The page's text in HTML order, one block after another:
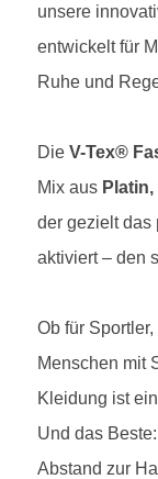
unsere
entwickelt für
Ruhe und
Die V-Tex®
Mix aus
der gezielt das
aktiviert – den
Ob für
Menschen mit
Kleidung ist
Und das
Abstand zur